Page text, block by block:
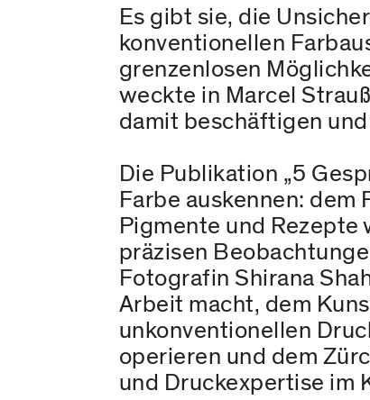
Es gibt sie, die
konventionellen
grenzenlosen
weckte in Marcel
damit beschäftigen
Die Publikation „5
Farbe auskennen:
Pigmente und Rezepte
präzisen
Fotografin Shirana
Arbeit macht, dem
unkonventionellen
operieren und dem
und Druckexpertise im